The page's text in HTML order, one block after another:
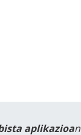
aplikazioa